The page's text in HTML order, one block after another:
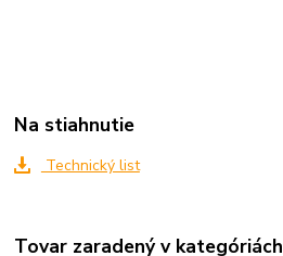
Na stiahnutie
Technický list
Tovar zaradený v kategóriách